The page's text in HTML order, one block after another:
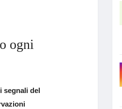
ogni
segnali del